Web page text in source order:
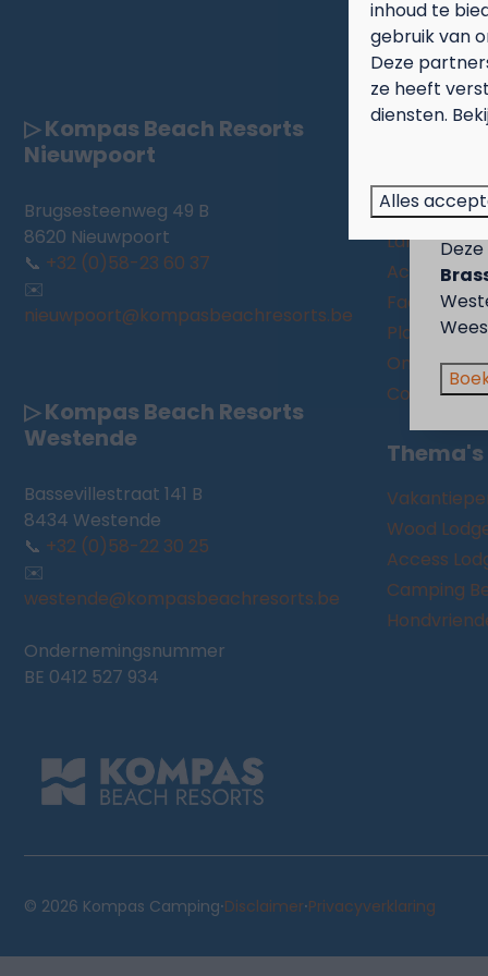
▷ Kompas Beach Resorts
Nieuwpoort
Brugsesteenweg 49 B
8620 Nieuwpoort
📞 +32 (0)58-23 60 37
✉️
nieuwpoort@kompasbeachresorts.be
▷ Kompas Beach Resorts
Westende
Bassevillestraat 141 B
8434 Westende
📞 +32 (0)58-22 30 25
✉️
westende@kompasbeachresorts.be
Ondernemingsnummer
BE 0412 527 934
Campers
Huurverblijf
Langverblijf
Acties
Faciliteiten
Plattegrond
Omgeving
Contact
Thema's
Wood
Access
Camping
© 2026 Kompas Camping·Disclaimer·Privacyverklaring
voor
inhoud te
gebruik van
Deze
ze heeft
diensten.
Alles